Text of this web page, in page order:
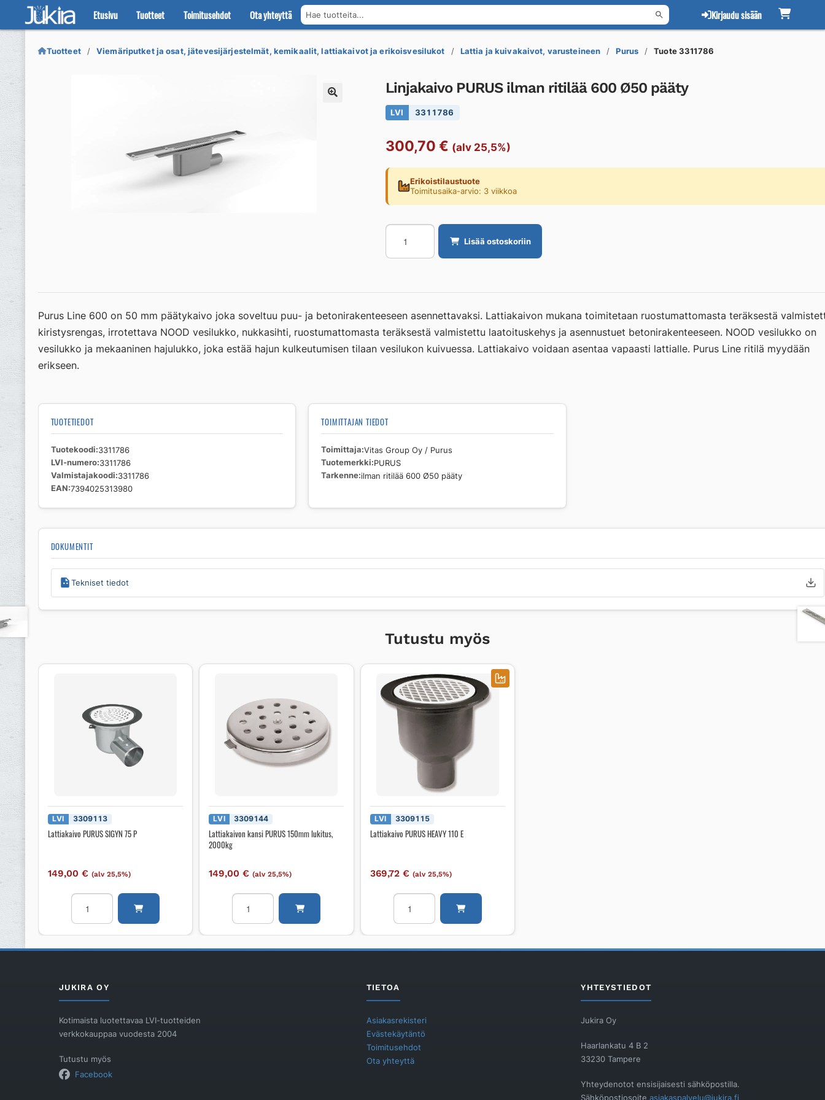
Etusivu Tuotteet Toimitusehdot Ota yhteyttä Hae tuotteita... Kirjaudu sisään
Siirry
navigointiin
Siirry
sisältöön
Tuotteet Viemäriputket ja osat, jätevesijärjestelmät, kemikaalit, lattiakaivot ja erikoisvesilukot Lattia ja kuivakaivot, varusteineen Purus Tuote 3311786
Linjakaivo PURUS ilman ritilää 600 Ø50 pääty
LVI 3311786
300,70 € (alv 25,5%)
Erikoistilaustuote
Toimitusaika-arvio: 3 viikkoa
Linjakaivo
PURUS
ilman
600
pääty
määrä
Lisää ostoskoriin
Purus Line 600 on 50 mm päätykaivo joka soveltuu puu- ja betonirakenteeseen asennettavaksi. Lattiakaivon mukana toimitetaan ruostumattomasta teräksestä
kiristysrengas, irrotettava NOOD vesilukko, nukkasihti, ruostumattomasta teräksestä valmistettu laatoituskehys ja asennustuet betonirakenteeseen. NOOD vesilukko on
vesilukko ja mekaaninen hajulukko, joka estää hajun kulkeutumisen tilaan vesilukon kuivuessa. Lattiakaivo voidaan asentaa vapaasti lattialle. Purus Line ritilä myydään
erikseen.
TUOTETIEDOT
Tuotekoodi 3311786
LVI-numero 3311786
Valmistajakoodi 3311786
EAN 7394025313980
TOIMITTAJAN TIEDOT
Toimittaja Vitas Group Oy / Purus
Tuotemerkki PURUS
Tarkenne ilman ritilää 600 Ø50 pääty
DOKUMENTIT
Tekniset tiedot
Tutustu myös
LVI 3309113
Lattiakaivo PURUS SIGYN 75 P
149,00€ (alv 25,5%)
Lattiakaivo
PURUS
SIGYN
P
LVI 3309144
Lattiakaivon kansi PURUS 150mm lukitus,
2000kg
149,00€ (alv 25,5%)
Lattiakaivon
kansi
PURUS
lukitus,
LVI 3309115
Lattiakaivo PURUS HEAVY 110 E
369,72 € (alv 25,5%)
Lattiakaivo
PURUS
HEAVY
E
JUKIRA OY
Kotimaista luotettavaa LVI-tuotteiden
verkkokauppaa vuodesta 2004
Tutustu myös
Facebook
TIETOA
Asiakasrekisteri
Evästekäytäntö
Toimitusehdot
Ota yhteyttä
YHTEYSTIEDOT
Jukira Oy
Haarlankatu 4 B 2
33230 Tampere
Yhteydenotot ensisijaisesti sähköpostilla.
Sähköpostiosoiteasiakaspalvelu@jukira.fi